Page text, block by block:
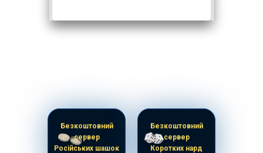
Безкоштовний
сервер
Російських шашок
Безкоштовний
сервер
Коротких нард